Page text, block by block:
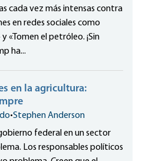
cada vez más intensas contra
en redes sociales como
y «Tomen el petróleo. ¡Sin
ha...
en la agricultura:
•Stephen Anderson
federal en un sector
Los responsables políticos